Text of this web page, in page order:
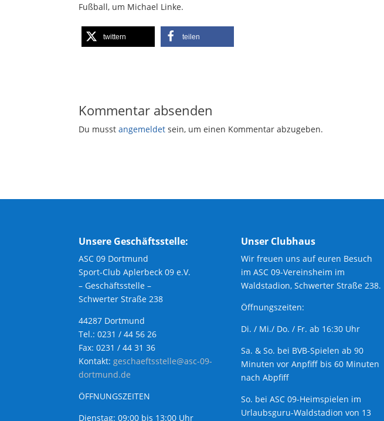
Fußball, um Michael Linke.
twittern teilen
Kommentar absenden
Du musstangemeldet sein, um einen Kommentar abzugeben.
Unsere Geschäftsstelle:
ASC 09 Dortmund
Sport-Club Aplerbeck 09 e.V.
– Geschäftsstelle –
Schwerter Straße 238
44287 Dortmund
Tel.: 0231 / 44 56 26
Fax: 0231 / 44 31 36
Kontakt:geschaeftsstelle@asc-09-
dortmund.de
ÖFFNUNGSZEITEN
Dienstag: 09:00 bis 13:00 Uhr
Unser Clubhaus
Wir freuen uns auf euren Besuch
im ASC 09-Vereinsheim im
Waldstadion, Schwerter Straße 238.
Öffnungszeiten:
Di. / Mi./ Do. / Fr. ab 16:30 Uhr
Sa. & So. bei BVB-Spielen ab 90
Minuten vor Anpfiff bis 60 Minuten
nach Abpfiff
So. bei ASC 09-Heimspielen im
Urlaubsguru-Waldstadion von 13